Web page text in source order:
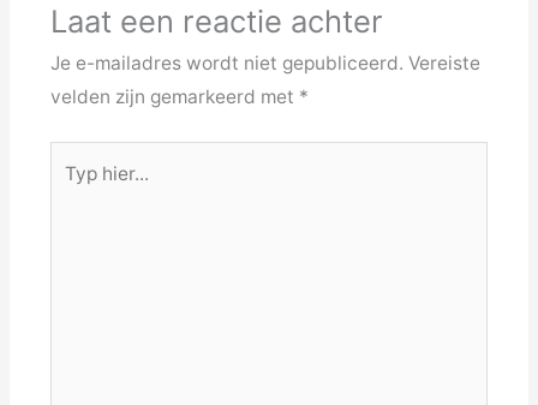
Laat een reactie achter
Je e-mailadres wordt niet gepubliceerd. Vereiste
velden zijn gemarkeerd met *
hier...